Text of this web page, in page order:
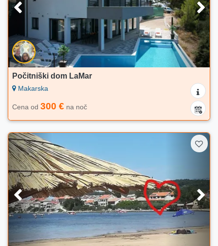
Počitniški dom LaMar
Makarska
Cena od 300 € na noč